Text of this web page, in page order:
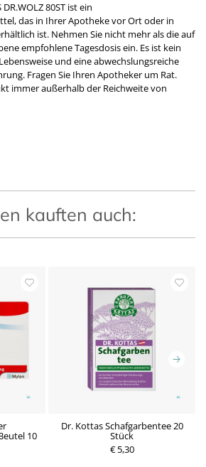
DR.WOLZ 80ST ist ein
das in Ihrer Apotheke vor Ort oder in
ist. Nehmen Sie nicht mehr als die auf
empfohlene Tagesdosis ein. Es ist kein
und eine abwechslungsreiche
Fragen Sie Ihren Apotheker um Rat.
immer außerhalb der Reichweite von
kauften auch:
10
Dr. Kottas Schafgarbentee 20
Stück
€ 5,30